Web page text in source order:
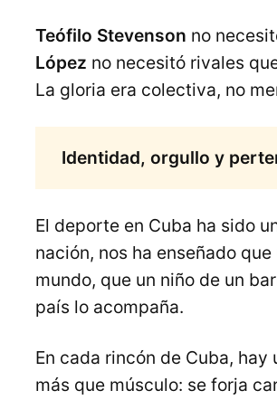
Teófilo Stevenson no
López no necesitó rivales
La gloria era colectiva, no
Identidad, orgullo y
El deporte en Cuba ha sido
nación, nos ha enseñado
mundo, que un niño de un
país lo acompaña.
En cada rincón de Cuba,
más que músculo: se forja